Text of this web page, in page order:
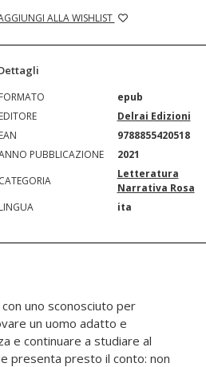
ALLA WISHLIST
FORMATO
epub
EDITORE
Delrai Edizioni
EAN
9788855420518
PUBBLICAZIONE
2021
CATEGORIA
Letteratura
Narrativa Rosa
LINGUA
ita
uno sconosciuto per
un uomo adatto e
e continuare a studiare al
presenta presto il conto: non
sconcertante. Tra
al piacere con un
nessun coinvolgimento
e alla fine deciderà che è ora